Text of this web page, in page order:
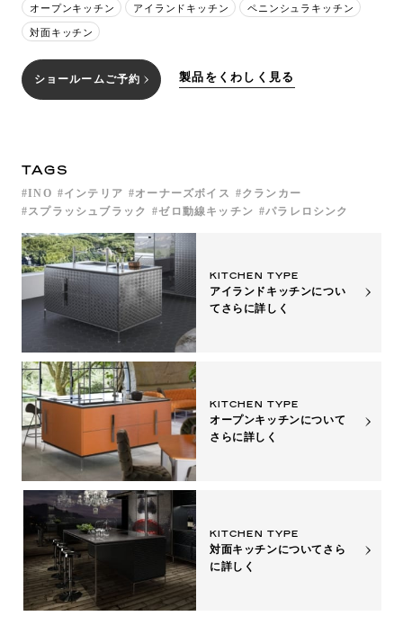
オープンキッチン アイランドキッチン ペニンシュラキッチン
対面キッチン
ショールームご予約 製品をくわしく見る
TAGS
INO インテリア オーナーズボイス
クランカー
スプラッシュブラック
ゼロ動線キッチン パラレロシンク
KITCHEN TYPE
アイランドキッチンについ
て さらに詳しく
KITCHEN TYPE
オープンキッチンについて
さらに詳しく
KITCHEN TYPE
対面キッチンについて さら
に詳しく